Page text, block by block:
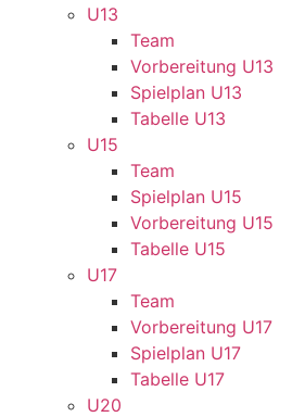
U13
Team
Vorbereitung U13
Spielplan U13
Tabelle U13
U15
Team
Spielplan U15
Vorbereitung U15
Tabelle U15
U17
Team
Vorbereitung U17
Spielplan U17
Tabelle U17
U20